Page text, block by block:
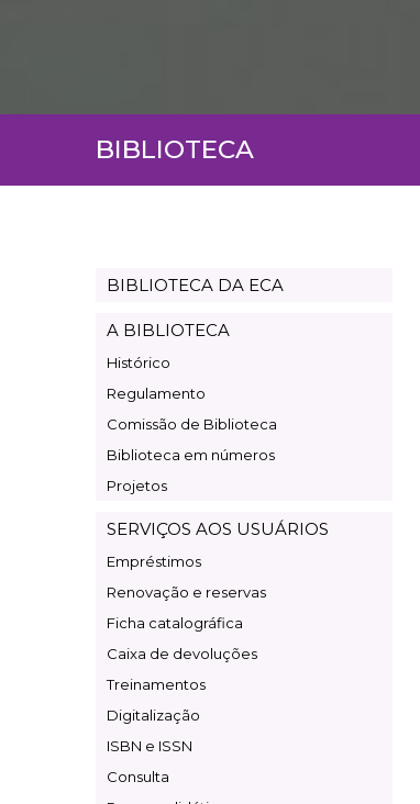
BIBLIOTECA
Biblioteca
BIBLIOTECA DA ECA
A BIBLIOTECA
Histórico
Regulamento
Comissão de Biblioteca
Biblioteca em números
Projetos
SERVIÇOS AOS USUÁRIOS
Empréstimos
Renovação e reservas
Ficha catalográfica
Caixa de devoluções
Treinamentos
Digitalização
ISBN e ISSN
Consulta